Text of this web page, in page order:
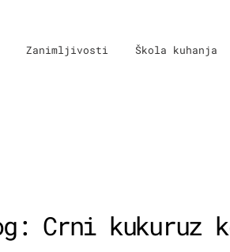
Zanimljivosti Škola kuhanja
Crni kukuruz